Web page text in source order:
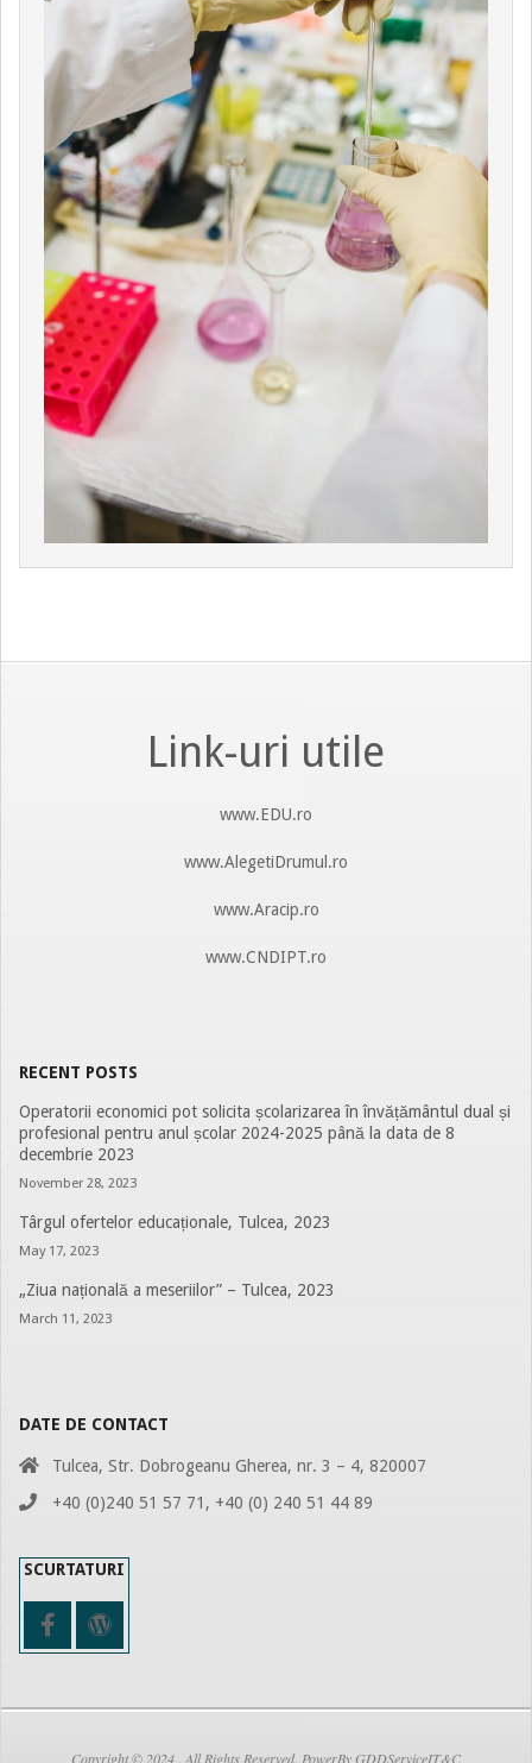
Link-uri utile
www.EDU.ro
www.AlegetiDrumul.ro
www.Aracip.ro
www.CNDIPT.ro
RECENT POSTS
Operatorii economici pot solicita școlarizarea în învățământul dual și
profesional pentru anul școlar 2024-2025 până la data de 8
decembrie 2023
November 28, 2023
Târgul ofertelor educaționale, Tulcea, 2023
May 17, 2023
„Ziua națională a meseriilor” – Tulcea, 2023
March 11, 2023
DATE DE CONTACT
Tulcea, Str. Dobrogeanu Gherea, nr. 3 – 4, 820007
+40 (0)240 51 57 71, +40 (0) 240 51 44 89
SCURTATURI
Copyright © 2024 . All Rights Reserved. PowerBy GDDServiceIT&C